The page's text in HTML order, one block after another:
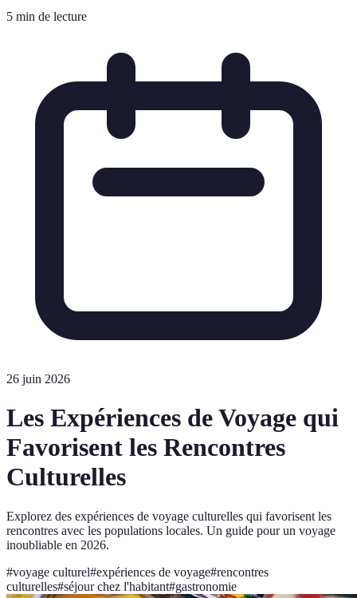
5 min de lecture
26 juin 2026
Les Expériences de Voyage qui
Favorisent les Rencontres
Culturelles
Explorez des expériences de voyage culturelles qui favorisent les
rencontres avec les populations locales. Un guide pour un voyage
inoubliable en 2026.
#voyage culturel#expériences de voyage#rencontres
culturelles#séjour chez l'habitant#gastronomie